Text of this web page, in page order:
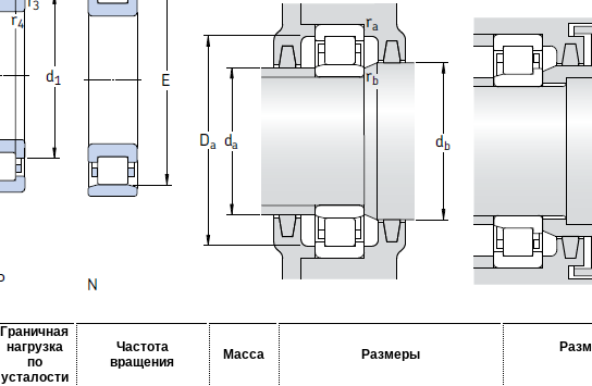
Граничная
нагрузка
по
усталости
Частота
вращения
Масса Размеры